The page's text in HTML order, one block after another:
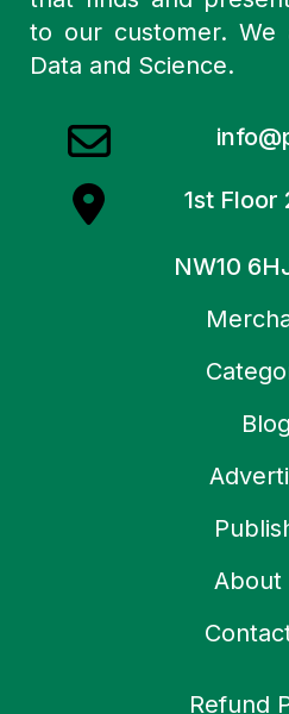
to our customer. We
Data and Science.
1st Floor
NW10
Blog
About
Refund